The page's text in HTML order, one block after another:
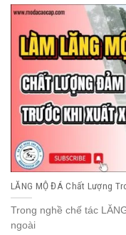
LĂNG MỘ ĐÁ Chất Lượng
Trong nghề chế tác
ngoài